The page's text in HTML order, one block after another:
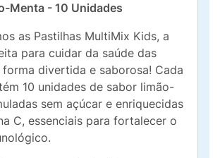
Menta - 10 Unidades
as Pastilhas MultiMix Kids, a
para cuidar da saúde das
divertida e saborosa! Cada
10 unidades de sabor limão-
sem açúcar e enriquecidas
C, essenciais para fortalecer o